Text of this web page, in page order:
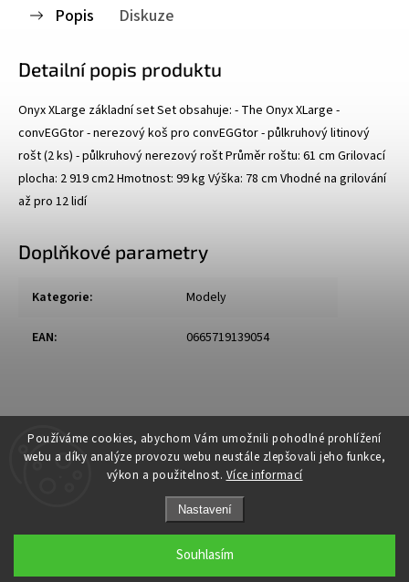
Používáme cookies, abychom Vám umožnili pohodlné prohlížení
webu a díky analýze provozu webu neustále zlepšovali jeho funkce,
výkon a použitelnost. Více informací
Nastavení
Souhlasím
Popis Diskuze
Detailní popis produktu
Onyx XLarge základní set Set obsahuje: - The Onyx XLarge -
convEGGtor - nerezový koš pro convEGGtor - půlkruhový litinový
rošt (2 ks) - půlkruhový nerezový rošt Průměr roštu: 61 cm Grilovací
plocha: 2 919 cm2 Hmotnost: 99 kg Výška: 78 cm Vhodné na grilování
až pro 12 lidí
Doplňkové parametry
Kategorie: Modely
EAN: 0665719139054